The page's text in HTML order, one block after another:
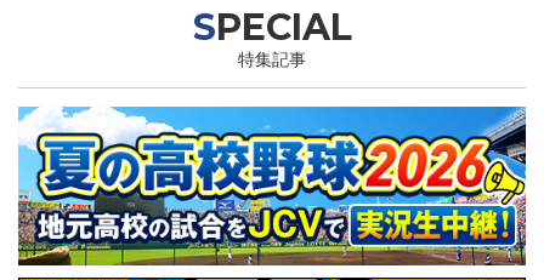
SPECIAL
特集記事